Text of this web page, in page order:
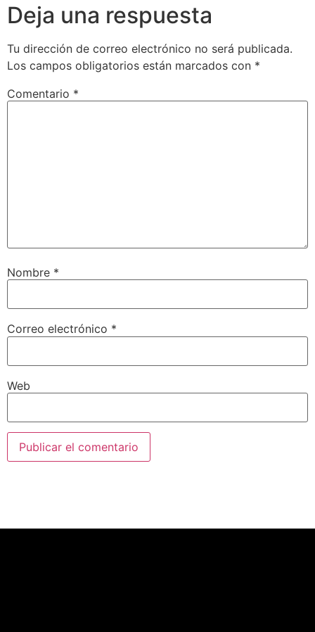
Deja una respuesta
Tu dirección de correo electrónico no será publicada.
Los campos obligatorios están marcados con *
Comentario *
Nombre *
Correo electrónico *
Web